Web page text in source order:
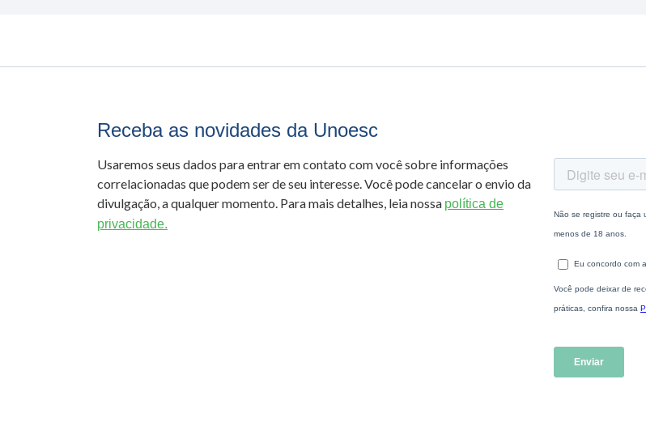
Receba as novidades da Unoesc
Usaremos seus dados para entrar em contato com você sobre informações
correlacionadas que podem ser de seu interesse. Você pode cancelar o envio da
divulgação, a qualquer momento. Para mais detalhes, leia nossa política de
privacidade.